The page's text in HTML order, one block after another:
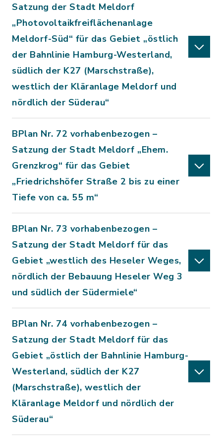
Satzung der Stadt Meldorf
„Photovoltaikfreiflächenanlage
Meldorf-Süd“ für das Gebiet „östlich
der Bahnlinie Hamburg-Westerland,
südlich der K27 (Marschstraße),
westlich der Kläranlage Meldorf und
nördlich der Süderau“
BPlan Nr. 72 vorhabenbezogen –
Satzung der Stadt Meldorf „Ehem.
Grenzkrog“ für das Gebiet
„Friedrichshöfer Straße 2 bis zu einer
Tiefe von ca. 55 m“
BPlan Nr. 73 vorhabenbezogen –
Satzung der Stadt Meldorf für das
Gebiet „westlich des Heseler Weges,
nördlich der Bebauung Heseler Weg 3
und südlich der Südermiele“
BPlan Nr. 74 vorhabenbezogen –
Satzung der Stadt Meldorf für das
Gebiet „östlich der Bahnlinie Hamburg-
Westerland, südlich der K27
(Marschstraße), westlich der
Kläranlage Meldorf und nördlich der
Süderau“